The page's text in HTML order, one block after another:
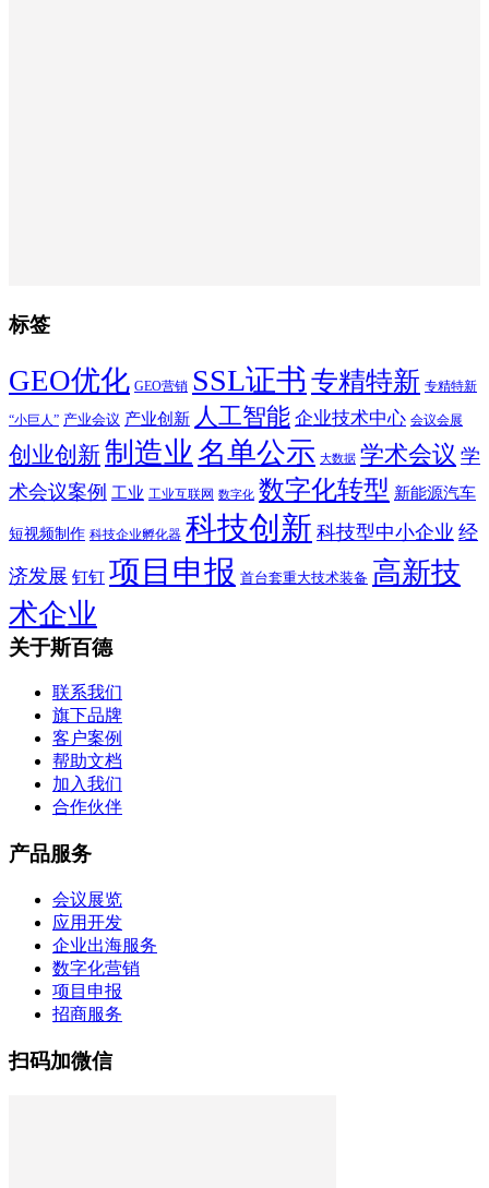
标签
GEO优化 GEO营销 SSL证书 专精特新 专精特新
“小巨人” 产业会议 产业创新 人工智能 企业技术中心 会议会展
创业创新制造业 名单公示 大数据 学术会议 学
术会议案例 工业 工业互联网 数字化 数字化转型 新能源汽车
短视频制作 科技企业孵化器 科技创新 科技型中小企业 经
济发展 钉钉 项目申报 首台套重大技术装备 高新技
术企业
关于斯百德
联系我们
旗下品牌
客户案例
帮助文档
加入我们
合作伙伴
产品服务
会议展览
应用开发
企业出海服务
数字化营销
项目申报
招商服务
扫码加微信